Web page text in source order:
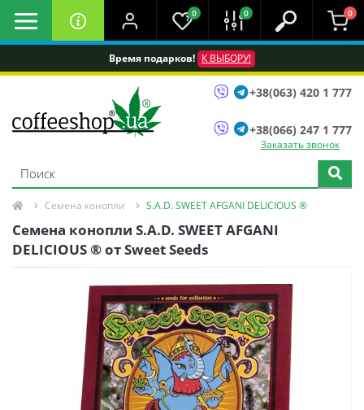
Время подарков! К ВЫБОРУ!
0 0 0
+38(063) 420 1 777
+38(066) 247 1 777
Заказать звонок
Семена конопли S.A.D. SWEET AFGANI DELICIOUS ®
Семена конопли S.A.D. SWEET AFGANI
DELICIOUS ® от Sweet Seeds